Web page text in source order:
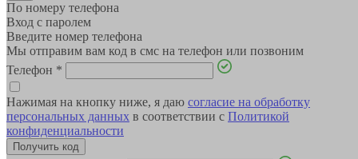
По номеру телефона
Вход с паролем
Введите номер телефона
Мы отправим вам код в смс на телефон или позвоним
Телефон *
Нажимая на кнопку ниже, я даю согласие на обработку
персональных данных в соответствии с Политикой
конфиденциальности